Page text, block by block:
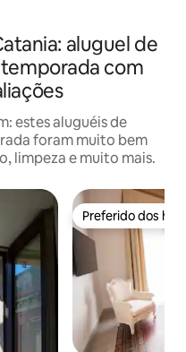
aluguel de
com
estes aluguéis de
foram muito bem
limpeza e muito mais.
Preferido dos
Preferido dos